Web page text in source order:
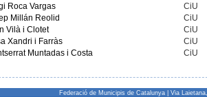
Roca Vargas
CiU
Millán Reolid
CiU
Vilà i Clotet
CiU
Xandri i Farràs
CiU
Muntadas i Costa
CiU
Federació de Municipis de Catalunya | Via